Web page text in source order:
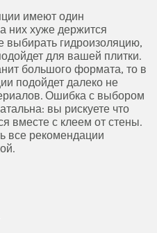
имеют один
них хуже держится
выбирать гидроизоляцию,
для вашей плитки.
большого формата, то в
подойдет далеко не
Ошибка с выбором
вы рискуете что
вместе с клеем от стены.
все рекомендации